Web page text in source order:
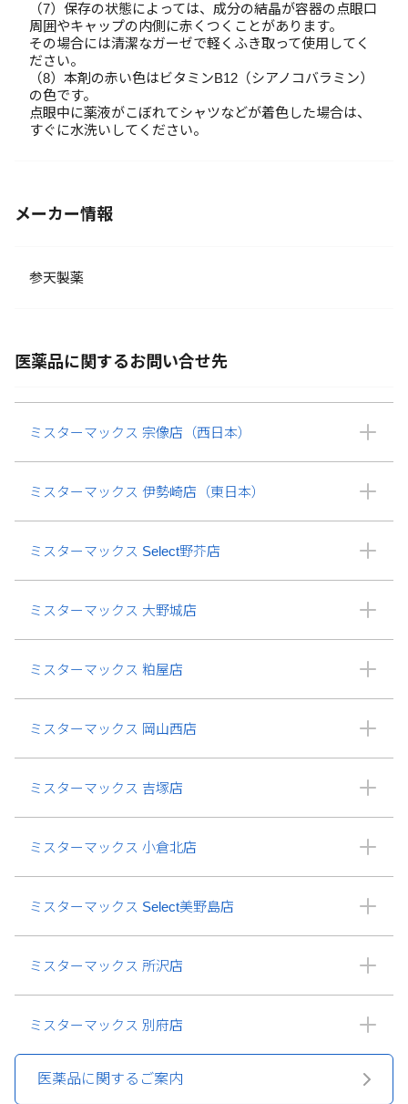
（7）保存の状態によっては、成分の結晶が容器の点眼口
周囲やキャップの内側に赤くつくことがあります。
その場合には清潔なガーゼで軽くふき取って使用してく
ださい。
（8）本剤の赤い色はビタミンB12（シアノコバラミン）
の色です。
点眼中に薬液がこぼれてシャツなどが着色した場合は、
すぐに水洗いしてください。
メーカー情報
参天製薬
医薬品に関するお問い合せ先
ミスターマックス 宗像店（西日本）
ミスターマックス 伊勢崎店（東日本）
ミスターマックス Select野芥店
ミスターマックス 大野城店
ミスターマックス 粕屋店
ミスターマックス 岡山西店
ミスターマックス 吉塚店
ミスターマックス 小倉北店
ミスターマックス Select美野島店
ミスターマックス 所沢店
ミスターマックス 別府店
医薬品に関するご案内